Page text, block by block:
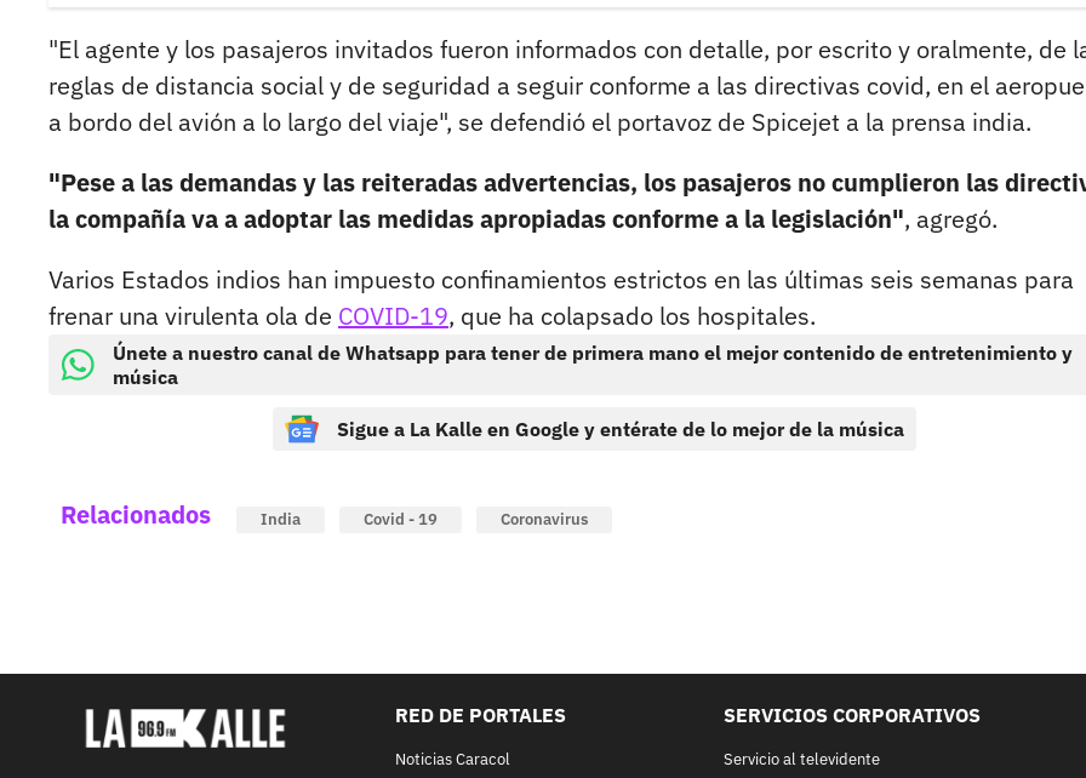
"El agente y los pasajeros invitados fueron informados con detalle, por escrito y oralmente, de
reglas de distancia social y de seguridad a seguir conforme a las directivas covid, en el
a bordo del avión a lo largo del viaje", se defendió el portavoz de Spicejet a la prensa india.
"Pese a las demandas y las reiteradas advertencias, los pasajeros no cumplieron las
la compañía va a adoptar las medidas apropiadas conforme a la legislación", agregó.
Varios Estados indios han impuesto confinamientos estrictos en las últimas seis semanas para
frenar una virulenta ola de COVID-19, que ha colapsado los hospitales.
Únete a nuestro canal de Whatsapp para tener de primera mano el mejor contenido de entretenimiento y
música
Sigue a La Kalle en Google y entérate de lo mejor de la música
Relacionados India Covid - 19 Coronavirus
RED DE PORTALES
Noticias Caracol
SERVICIOS CORPORATIVOS
Servicio al televidente